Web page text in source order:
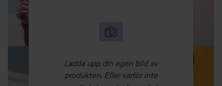
Ladda upp din egen bild av
produkten. Eller varför inte